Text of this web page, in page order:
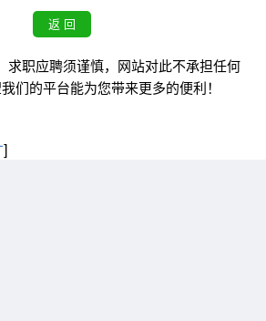
求职应聘须谨慎，网站对此不承担任何
们的平台能为您带来更多的便利！
]